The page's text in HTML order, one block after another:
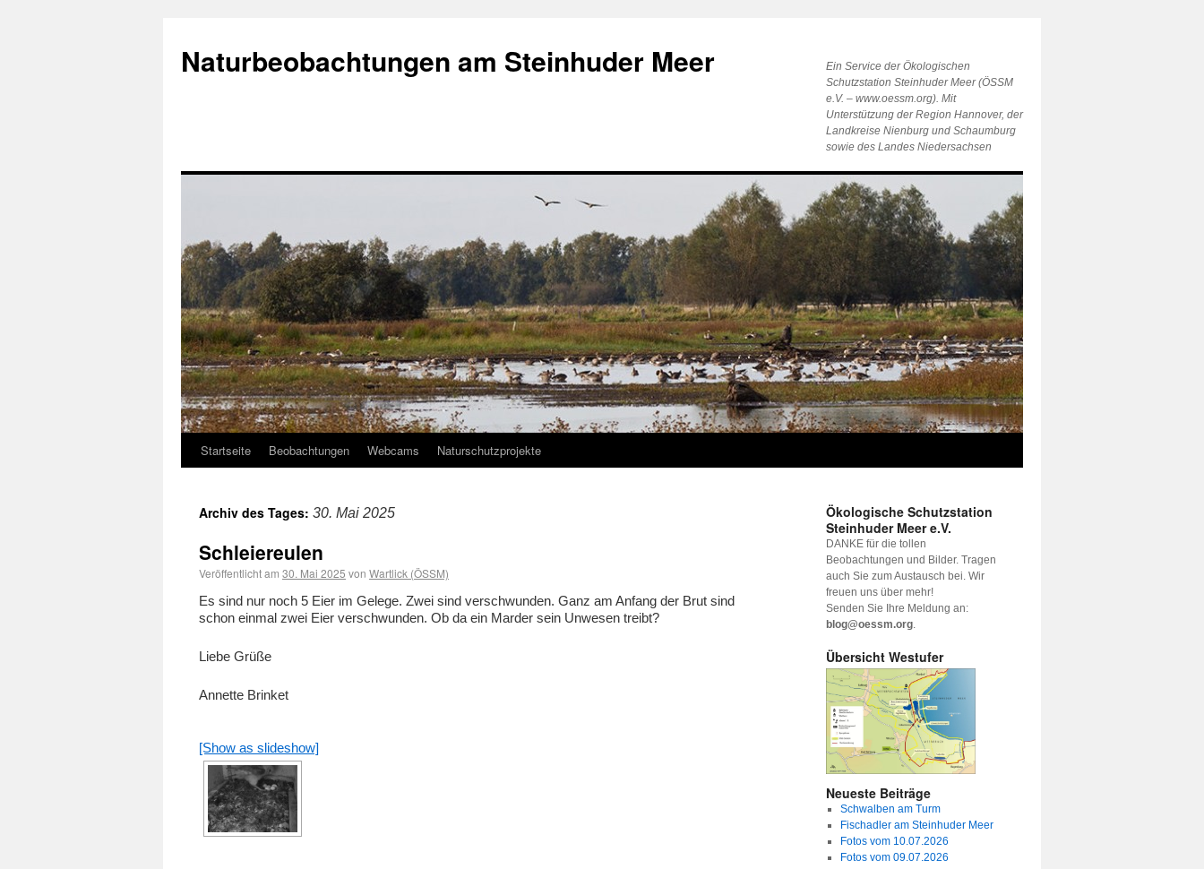
Naturbeobachtungen am Steinhuder Meer
Ein Service der Ökologischen
Schutzstation Steinhuder Meer (ÖSSM
e.V. – www.oessm.org). Mit
Unterstützung der Region Hannover, der
Landkreise Nienburg und Schaumburg
sowie des Landes Niedersachsen
Startseite Beobachtungen Webcams Naturschutzprojekte
Archiv des Tages: 30. Mai 2025
Schleiereulen
Veröffentlicht am 30. Mai 2025 von Wartlick (ÖSSM)
Es sind nur noch 5 Eier im Gelege. Zwei sind verschwunden. Ganz am Anfang der Brut sind
schon einmal zwei Eier verschwunden. Ob da ein Marder sein Unwesen treibt?
Liebe Grüße
Annette Brinket
[Show as slideshow]
Ökologische Schutzstation
Steinhuder Meer e.V.
DANKE für die tollen
Beobachtungen und Bilder. Tragen
auch Sie zum Austausch bei. Wir
freuen uns über mehr!
Senden Sie Ihre Meldung an:
blog@oessm.org.
Übersicht Westufer
Neueste Beiträge
Schwalben am Turm
Fischadler am Steinhuder Meer
Fotos vom 10.07.2026
Fotos vom 09.07.2026